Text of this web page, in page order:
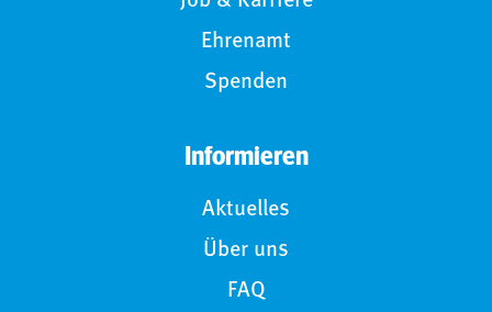
Ehrenamt
Spenden
Informieren
Aktuelles
Über uns
FAQ